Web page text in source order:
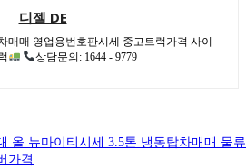
디젤 DE
매매 영업용번호판시세 중고트럭가격 사이
상담문의: 1644 - 9779
올 뉴마이티시세 3.5톤 냉동탑차매매 물류
가격